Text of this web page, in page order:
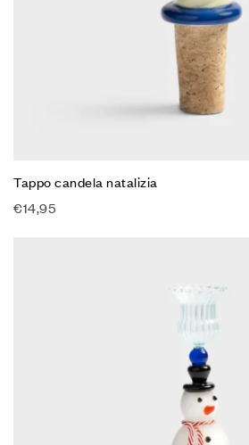
Tappo candela natalizia
€14,95